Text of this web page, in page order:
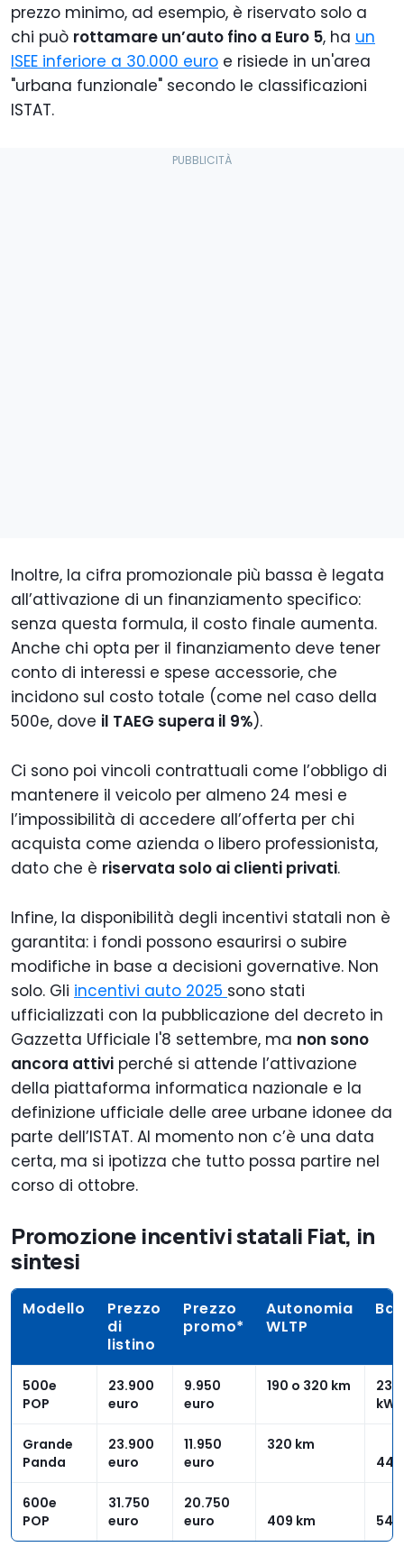
prezzo minimo, ad esempio, è riservato solo a
chi può rottamare un’auto fino a Euro 5, ha un
ISEE inferiore a 30.000 euro e risiede in un'area
"urbana funzionale" secondo le classificazioni
ISTAT.
Inoltre, la cifra promozionale più bassa è legata
all’attivazione di un finanziamento specifico:
senza questa formula, il costo finale aumenta.
Anche chi opta per il finanziamento deve tener
conto di interessi e spese accessorie, che
incidono sul costo totale (come nel caso della
500e, dove il TAEG supera il 9%).
Ci sono poi vincoli contrattuali come l’obbligo di
mantenere il veicolo per almeno 24 mesi e
l’impossibilità di accedere all’offerta per chi
acquista come azienda o libero professionista,
dato che è riservata solo ai clienti privati.
Infine, la disponibilità degli incentivi statali non è
garantita: i fondi possono esaurirsi o subire
modifiche in base a decisioni governative. Non
solo. Gli incentivi auto 2025 sono stati
ufficializzati con la pubblicazione del decreto in
Gazzetta Ufficiale l'8 settembre, ma non sono
ancora attivi perché si attende l’attivazione
della piattaforma informatica nazionale e la
definizione ufficiale delle aree urbane idonee da
parte dell’ISTAT. Al momento non c’è una data
certa, ma si ipotizza che tutto possa partire nel
corso di ottobre.
Promozione incentivi statali Fiat, in
sintesi
Modello
Prezzo
di
listino
Prezzo
promo*
Autonomia
WLTP
500e
POP
23.900
euro
9.950
euro
190 o 320 km
23
kWh
Grande
Panda
23.900
euro
11.950
euro
320 km
44
600e
POP
31.750
euro
20.750
euro
409 km 54